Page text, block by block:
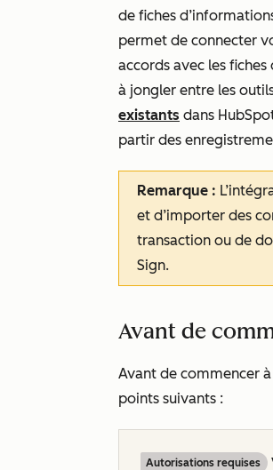
de fiches
permet de connecter
accords avec les
à jongler entre les
existants dans
partir des
Remarque :
et d’importer des
transaction ou de
Sign.
Avant de
Avant de commencer
points suivants :
Autorisations requises